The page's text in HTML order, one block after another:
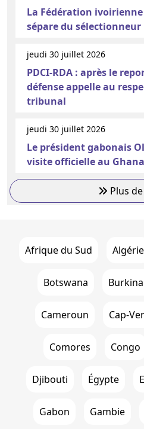
La Fédération
sépare du sélectionneur
jeudi 30 juillet 2026
PDCI-RDA : après le
défense appelle au
tribunal
jeudi 30 juillet 2026
Le président gabonais
visite officielle au Ghana
Plus
Afrique du Sud Algérie
Botswana
Cameroun Cap-
Comores Congo
Djibouti Égypte
Gabon Gambie